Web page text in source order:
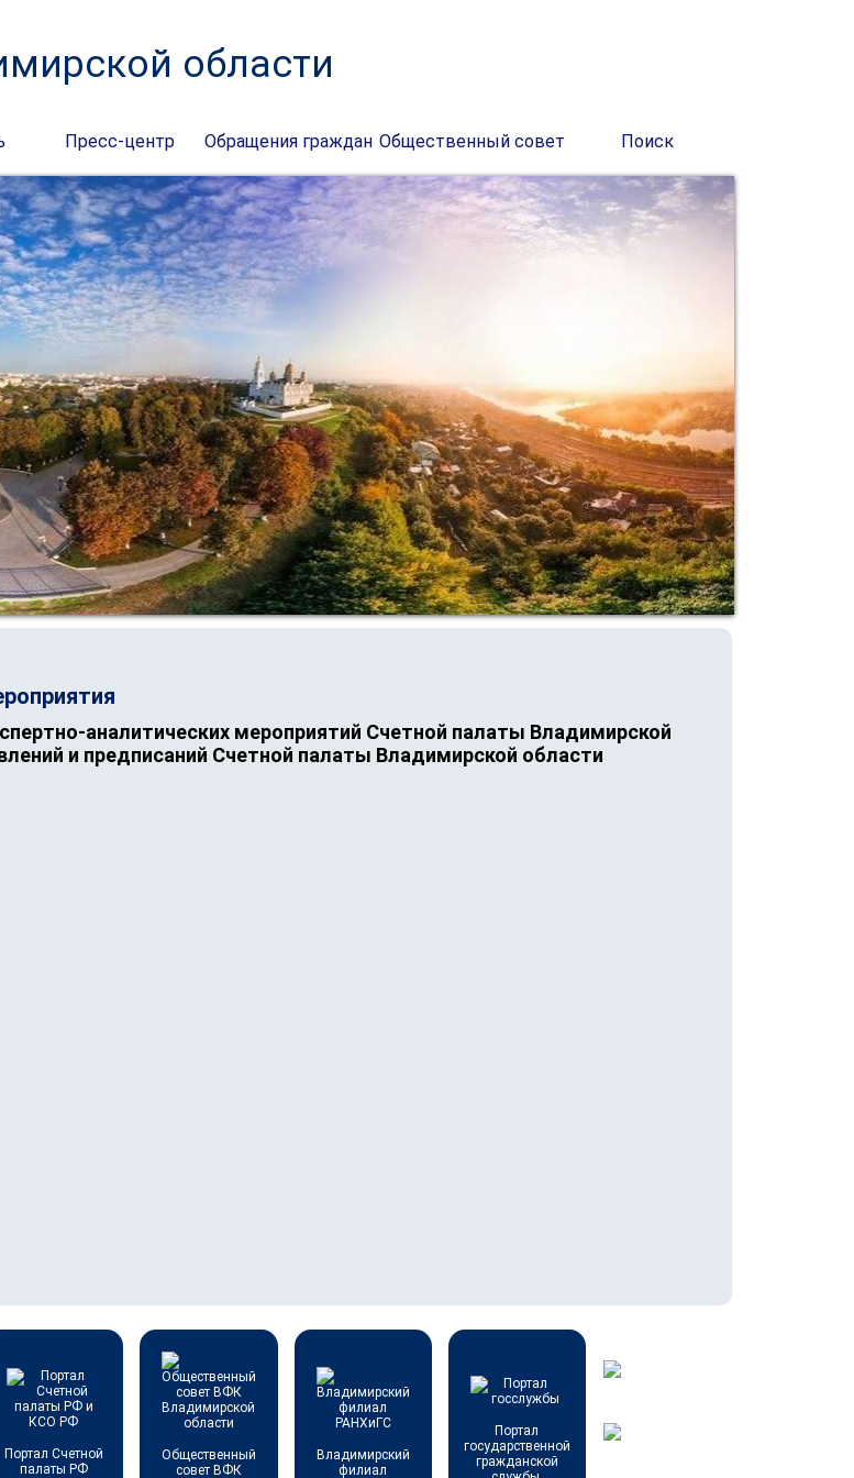
области
Пресс-центр Обращения граждан Общественный совет Поиск
аналитических мероприятий Счетной палаты Владимирской
и предписаний Счетной палаты Владимирской области
Портал Счетной
палаты РФ
Общественный
совет ВФК
Владимирский
филиал
Портал
государственной
гражданской